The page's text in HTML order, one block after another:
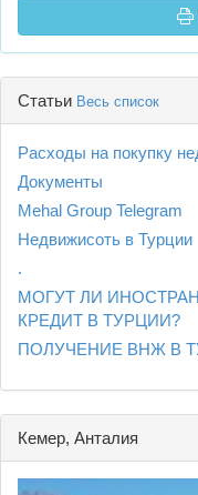
Статьи Весь список
Расходы на покупку
Документы
Mehal Group Telegram
Недвижисоть в Турции
.
МОГУТ ЛИ
КРЕДИТ В ТУРЦИИ?
ПОЛУЧЕНИЕ ВНЖ В
Кемер, Анталия